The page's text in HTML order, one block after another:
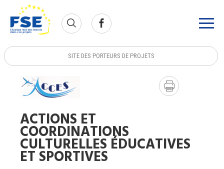
SITE DES PORTEURS DE PROJETS
ACTIONS ET
COORDINATIONS
CULTURELLES ÉDUCATIVES
ET SPORTIVES